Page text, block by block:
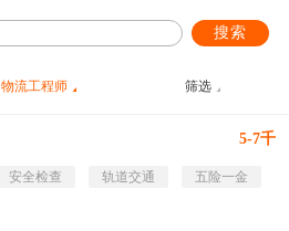
搜索
物流工程师 筛选
5-7千
安全检查 轨道交通
五险一金